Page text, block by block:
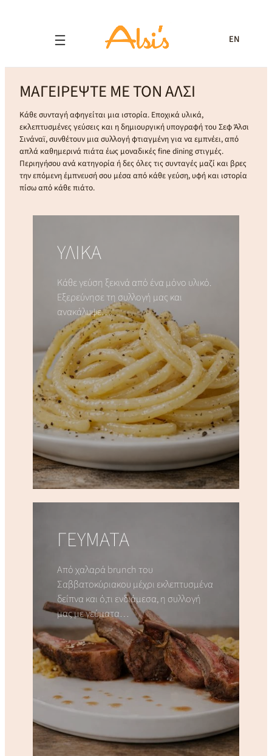
EN
ΜΑΓΕΙΡΕΨΤΕ ΜΕ ΤΟΝ ΑΛΣΙ
Κάθε συνταγή αφηγείται μια ιστορία. Εποχικά υλικά,
εκλεπτυσμένες γεύσεις και η δημιουργική υπογραφή του Σεφ Άλσι
Σινάναϊ, συνθέτουν μια συλλογή φτιαγμένη για να εμπνέει, από
απλά καθημερινά πιάτα έως μοναδικές fine dining στιγμές.
Περιηγήσου ανά κατηγορία ή δες όλες τις συνταγές μαζί και βρες
την επόμενη έμπνευσή σου μέσα από κάθε γεύση, υφή και ιστορία
πίσω από κάθε πιάτο.
ΥΛΙΚΑ
Κάθε γεύση ξεκινά από ένα μόνο υλικό.
Εξερεύνησε τη συλλογή μας και
ανακάλυψε….
ΓΕΥΜΑΤΑ
Από χαλαρά brunch του
Σαββατοκύριακου μέχρι εκλεπτυσμένα
δείπνα και ό,τι ενδιάμεσα, η συλλογή
μας με γεύματα…